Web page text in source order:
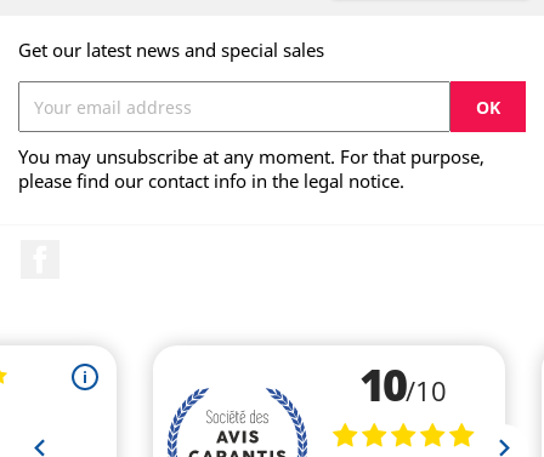
Get our latest news and special sales
You may unsubscribe at any moment. For that purpose,
please find our contact info in the legal notice.